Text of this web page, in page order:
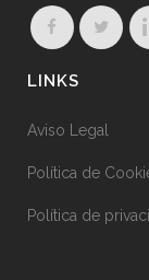
LINKS
Aviso Legal
Política de
Política de